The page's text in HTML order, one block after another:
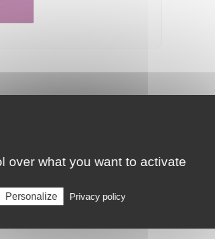
over what you want to activate
Personalize Privacy policy